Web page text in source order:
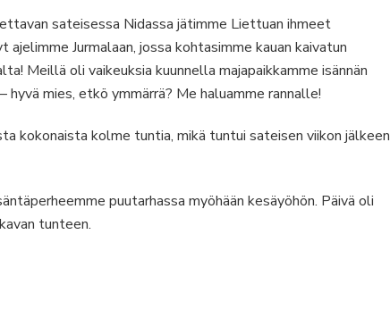
sateisessa Nidassa jätimme Liettuan ihmeet
Jurmalaan, jossa kohtasimme kauan kaivatun
Meillä oli vaikeuksia kuunnella majapaikkamme isännän
– hyvä mies, etkö ymmärrä? Me haluamme rannalle!
kokonaista kolme tuntia, mikä tuntui sateisen viikon jälkeen
puutarhassa myöhään kesäyöhön. Päivä oli
tunteen.